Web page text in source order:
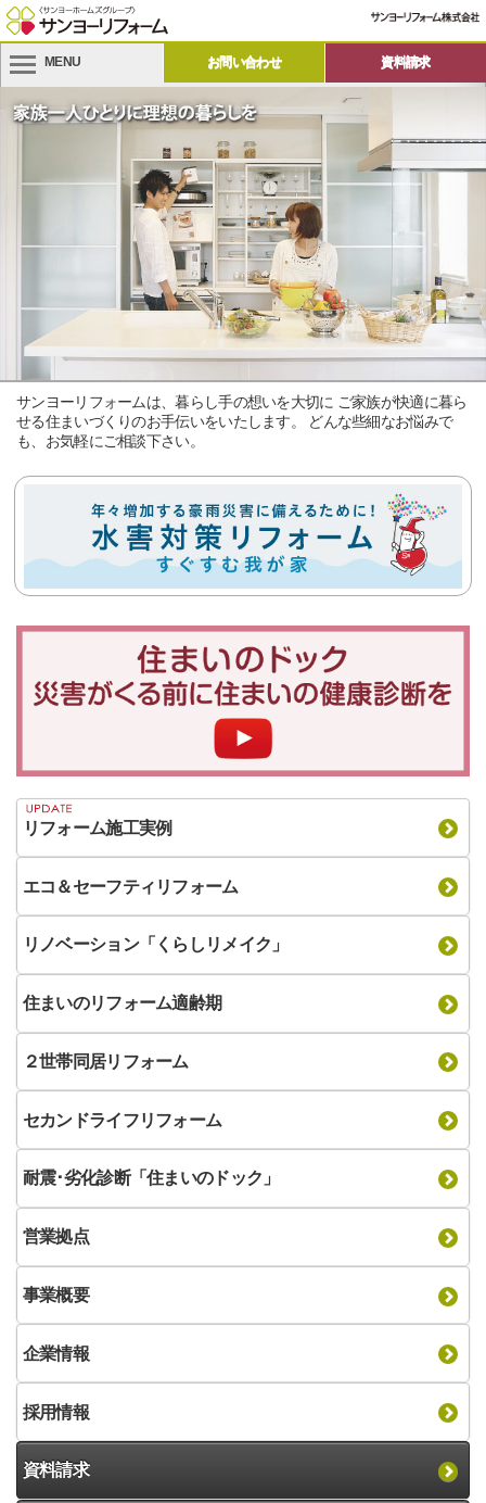
資料請求
お問い合わせ
MENU
サンヨーリフォームは、暮らし手の想いを大切に ご家族が快適に暮ら
せる住まいづくりのお手伝いをいたします。 どんな些細なお悩みで
も、お気軽にご相談下さい。
リフォーム施工実例
エコ＆セーフティリフォーム
リノベーション「くらしリメイク」
住まいのリフォーム適齢期
２世帯同居リフォーム
セカンドライフリフォーム
耐震･劣化診断「住まいのドック」
営業拠点
事業概要
企業情報
採用情報
資料請求